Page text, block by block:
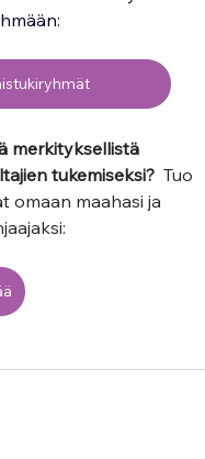
merkityksellistä
tukemiseksi? Tuo
omaan maahasi ja